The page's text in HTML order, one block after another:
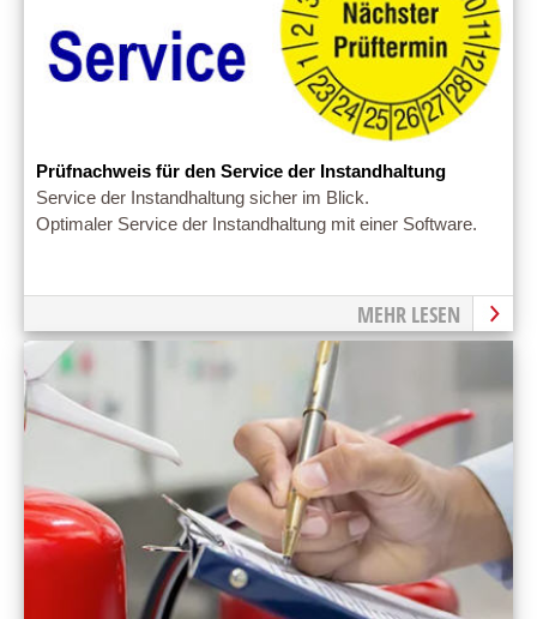
Prüfnachweis für den Service der Instandhaltung
Service der Instandhaltung sicher im Blick.
Optimaler Service der Instandhaltung mit einer Software.
MEHR LESEN